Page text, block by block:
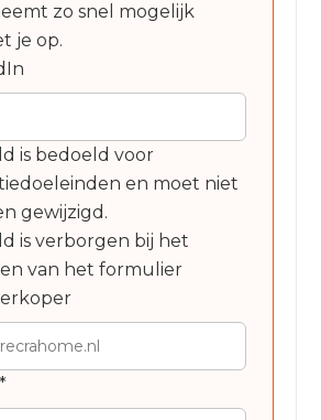
zo snel mogelijk
je op.
is bedoeld voor
en moet niet
gewijzigd.
is verborgen bij het
van het formulier
*